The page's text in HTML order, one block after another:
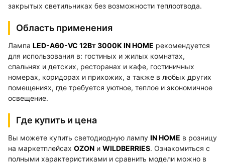
закрытых светильниках без возможности теплоотвода.
Область применения
Лампа LED-A60-VC 12Вт 3000K IN HOME рекомендуется
для использования в: гостиных и жилых комнатах,
спальнях и детских, ресторанах и кафе, гостиничных
номерах, коридорах и прихожих, а также в любых других
помещениях, где требуется уютное, теплое и экономичное
освещение.
Где купить и цена
Вы можете купить светодиодную лампу IN HOME в розницу
на маркетплейсах OZON и WILDBERRIES. Ознакомиться с
полными характеристиками и сравнить модели можно в